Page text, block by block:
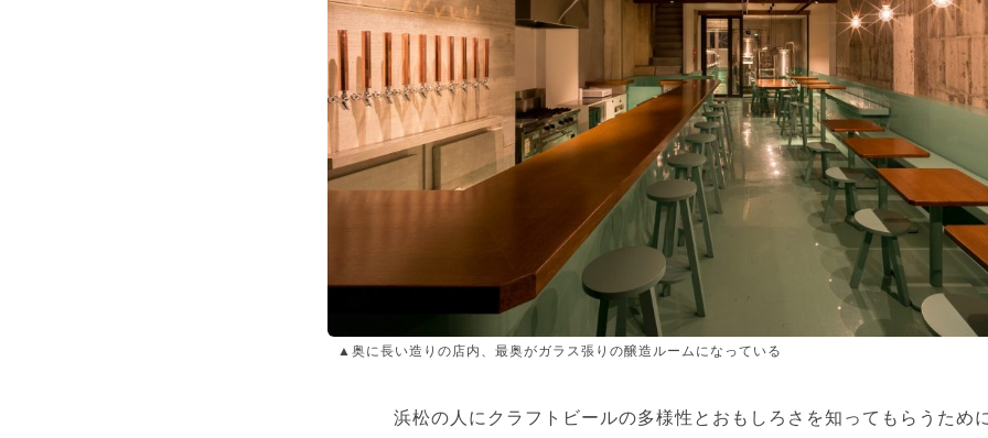
▲奥に長い造りの店内、最奥がガラス張りの醸造ルームになっている
浜松の人にクラフトビールの多様性とおもしろさを知ってもらうため